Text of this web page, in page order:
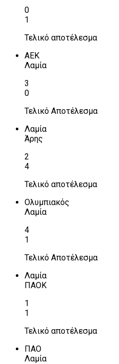
0
1
Τελικό αποτέλεσμα
ΑΕΚ
Λαμία
3
0
Τελικό Αποτέλεσμα
Λαμία
Άρης
2
4
Τελικό αποτέλεσμα
Ολυμπιακός
Λαμία
4
1
Τελικό Αποτέλεσμα
Λαμία
ΠΑΟΚ
1
1
Τελικό αποτέλεσμα
ΠΑΟ
Λαμία